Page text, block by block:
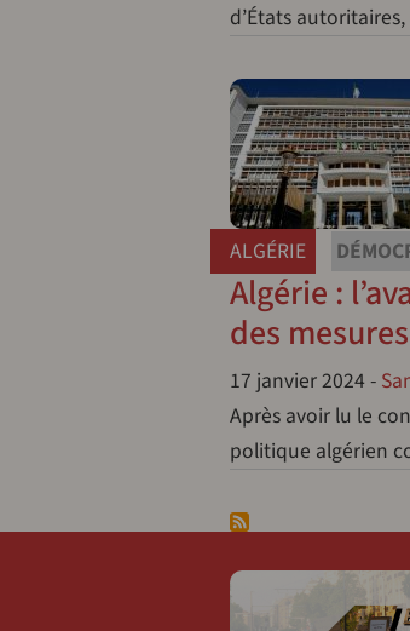
d’États
ALGÉRIE
Algérie :
des
17 janvier 2024-
Après avoir lu le
politique algérien